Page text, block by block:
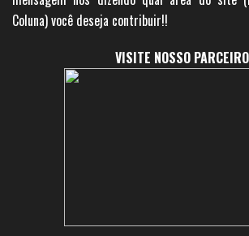
Coluna) você deseja contribuir!!
VISITE NOSSO PARCEIRO